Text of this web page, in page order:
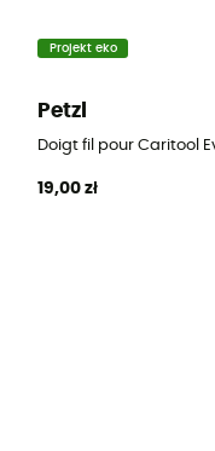
Projekt eko
Petzl
Doigt fil pour Caritool
19,00 zł